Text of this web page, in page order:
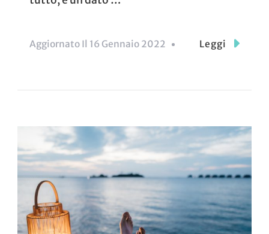
Aggiornato Il 16 Gennaio 2022 Leggi